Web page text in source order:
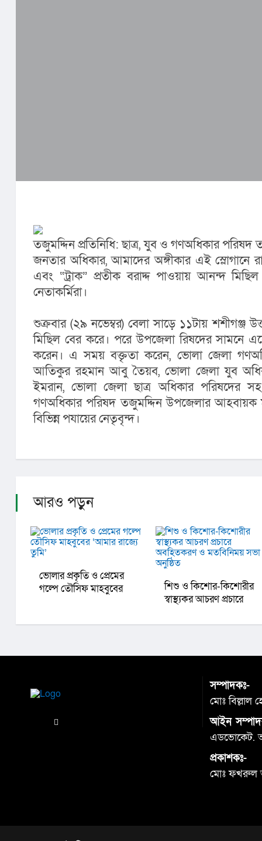
তজুমদ্দিন প্রতিনিধি: ছাত্র, যুব ও গণঅধিকার
জনতার অধিকার, আমাদের অঙ্গীকার এই স্লোগানে
এবং “ট্রাক” প্রতীক বরাদ্দ পাওয়ায় আনন্দ
নেতাকর্মিরা।
শুক্রবার (২৯ নভেম্বর) বেলা সাড়ে ১১টায় শশীগঞ্জ
মিছিল বের করে। পরে উপজেলা রিষদের সামনে
করেন। এ সময় বক্তৃতা করেন, ভোলা জেলা
আতিকুর রহমান আবু তৈয়ব, ভোলা জেলা যুব
ইমরান, ভোলা জেলা ছাত্র অধিকার পরিষদের
গণঅধিকার পরিষদ তজুমদ্দিন উপজেলার আহবায়ক
বিভিন্ন পযায়ের নেতৃবৃন্দ।
আরও পড়ুন
ভোলার প্রকৃতি ও প্রেমের
গল্পে তৌসিফ মাহবুবের
শিশু ও কিশোর-কিশোরীর
স্বাস্থ্যকর আচরণ প্রচারে
সভা অনুষ্ঠিত
সম্পাদকঃ-
মোঃ বিল্লাল
আইন
এডভোকেট.
প্রকাশকঃ-
মোঃ